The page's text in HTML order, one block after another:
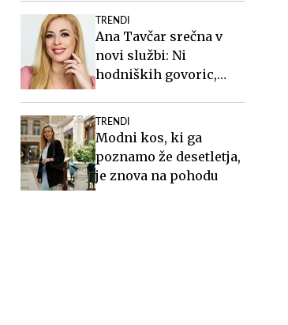
TRENDI
Ana Tavčar srečna v
novi službi: Ni
hodniških govoric,
TRENDI
Modni kos, ki ga
poznamo že desetletja,
je znova na pohodu